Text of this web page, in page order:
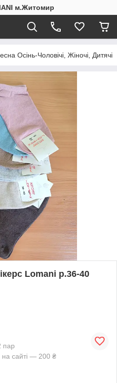
м.Житомир
Осінь-Чоловічі, Жіночі, Дитячі
Lomani р.36-40
пар
на сайті — 200 ₴